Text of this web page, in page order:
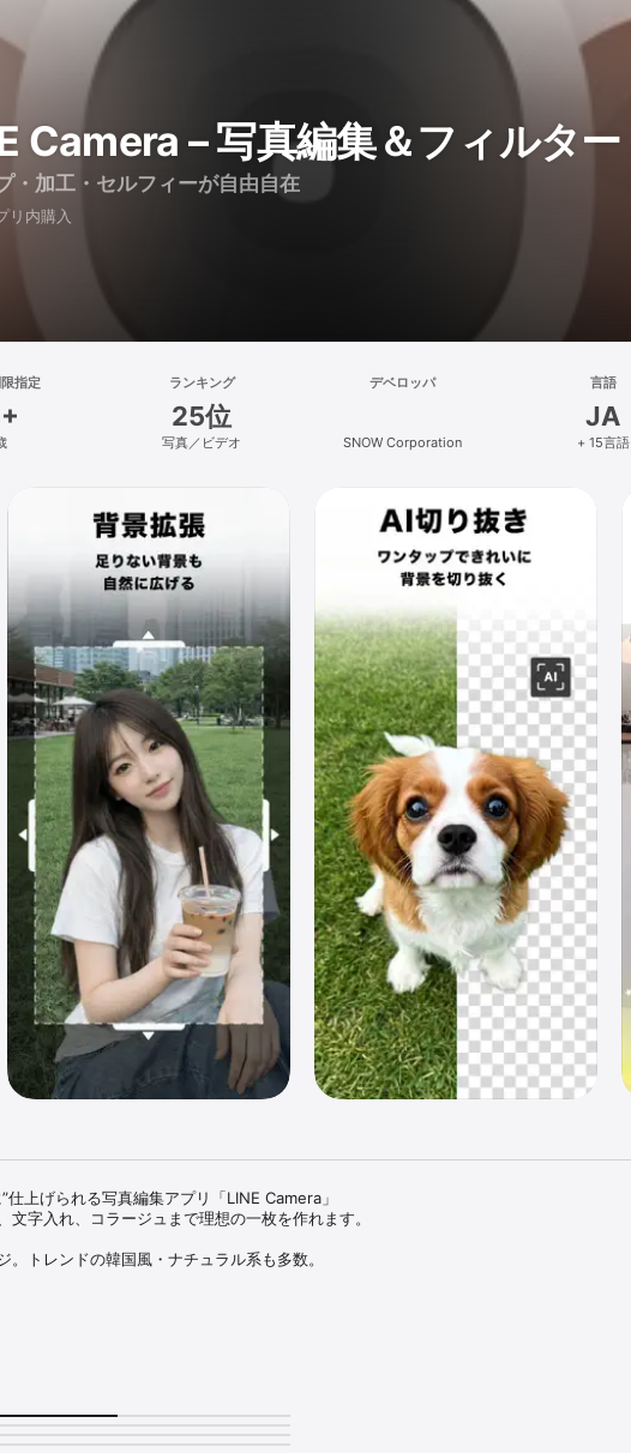
Camera – 写真編集＆フィルター
・加工・セルフィーが自由自在
リ内購入
指定 ランキング
25位
写真／ビデオ
デベロッパ
SNOW Corporation
言語
JA
+ 15言語
上げられる写真編集アプリ「LINE Camera」
字入れ、コラージュまで理想の一枚を作れます。
トレンドの韓国風・ナチュラル系も多数。
をデザイン。